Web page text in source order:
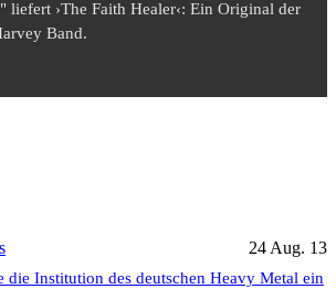
liefert ›The Faith Healer‹: Ein Original der
Band.
24 Aug. 13
die Institution des deutschen Heavy Metal ein